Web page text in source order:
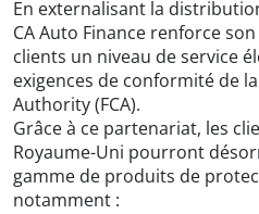
En externalisant la
CA Auto Finance renforce
clients un niveau de service
exigences de conformité de
Authority (FCA).
Grâce à ce partenariat, les
Royaume-Uni pourront
gamme de produits de
notamment :